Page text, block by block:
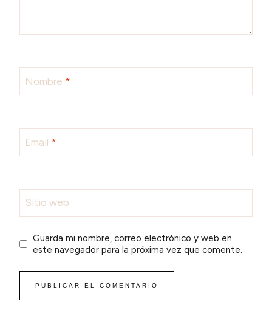
Nombre *
Email *
Sitio web
Guarda mi nombre, correo electrónico y web en
este navegador para la próxima vez que comente.